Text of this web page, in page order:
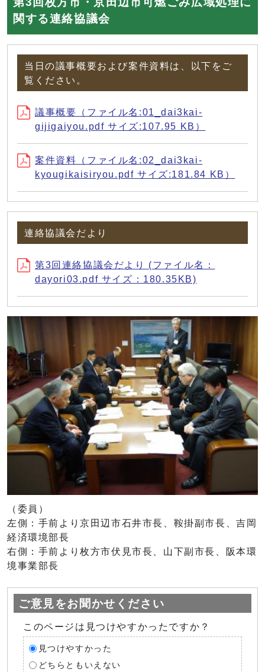
関する連絡協議会
当日の議事概要および案件資料は、以下をご
覧ください。
議事概要（ファイル名:01_dai3kai-
gijigaiyou.pdf サイズ:107.95 KB）
案件資料（ファイル名:02_dai3kai-
kyougikaisiryou.pdf サイズ:181.84 KB）
連絡協議会だより
第3回連絡協議会だより (ファイル名：
dayori03.pdf サイズ：180.35KB)
（委員）
左側：手前より京田辺市石井市長、鞍掛副市長、吉岡
経済環境部長
右側：手前より枚方市伏見市長、山下副市長、阪本環
境事業部長
ご意見をお聞かせください
このページは見つけやすかったですか？
見つけやすかった
どちらともいえない